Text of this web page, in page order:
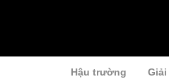
Hậu trường